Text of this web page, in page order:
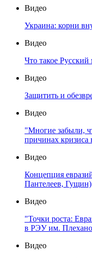
Видео
Украина: корни
Видео
Что такое
Видео
Защитить и
Видео
"Многие забыли,
причинах кризиса
Видео
Концепция
Пантелеев, Гущин)
Видео
"Точки роста:
в РЭУ им.
Видео